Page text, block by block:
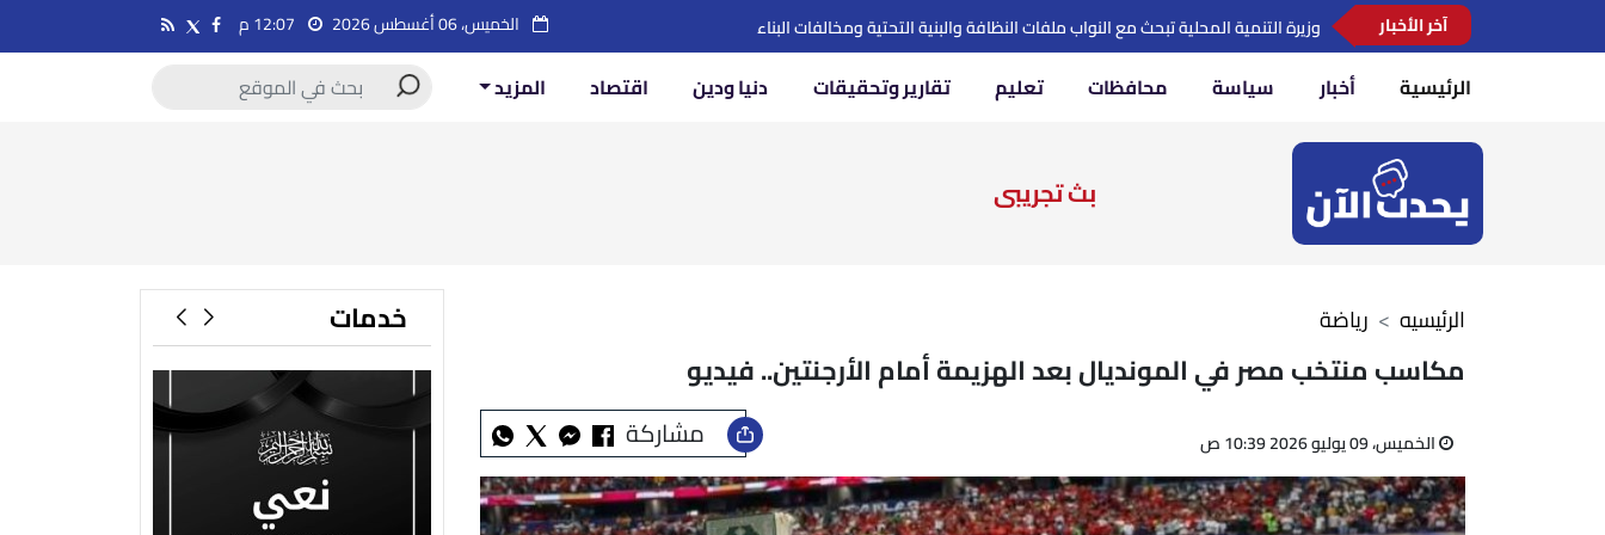
آخر الأخبار الخميس، 06 أغسطس 2026
الرئيسية أخبار سياسة محافظات تعليم تقارير وتحقيقات دنيا ودين اقتصاد المزيد
بث تجريبى
رياضة الرئيسيه
مكاسب منتخب مصر في المونديال بعد الهزيمة أمام الأرجنتين.. فيديو
الخميس، 09 يوليو 2026 10:39 ص مشاركة
خدمات